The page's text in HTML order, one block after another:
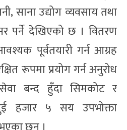
साना उद्योग व्यवसाय तथा
पर्ने देखिएको छ । वितरण
पूर्वतयारी गर्न आग्रह
रूपमा प्रयोग गर्न अनुरोध
बन्द हुँदा सिमकोट र
हजार ५ सय उपभोक्ता